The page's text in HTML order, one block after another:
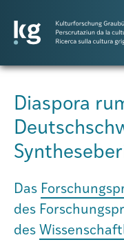
Atlas GR
Projekte
Publikationen
Diaspora
Das
des
des